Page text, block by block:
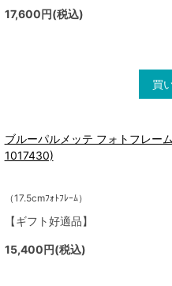
17,600円(税込)
買
ブルーパルメッテ フォトフレー
1017430)
（17.5cmﾌｫﾄﾌﾚｰﾑ）
【ギフト好適品】
15,400円(税込)